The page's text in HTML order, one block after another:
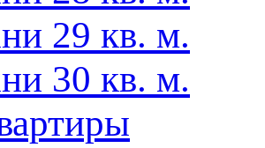
29 кв. м.
30 кв. м.